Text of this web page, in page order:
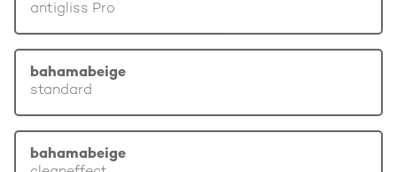
antigliss Pro
bahamabeige
standard
bahamabeige